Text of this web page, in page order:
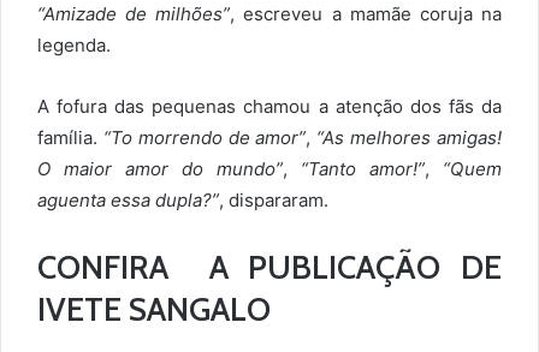
“Amizade de milhões”, escreveu a mamãe coruja na
legenda.
A fofura das pequenas chamou a atenção dos fãs da
família. “To morrendo de amor”, “As melhores amigas!
O maior amor do mundo”, “Tanto amor!”, “Quem
aguenta essa dupla?”, dispararam.
CONFIRA A PUBLICAÇÃO DE
IVETE SANGALO